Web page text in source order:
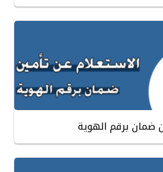
ضمان برقم الهوية